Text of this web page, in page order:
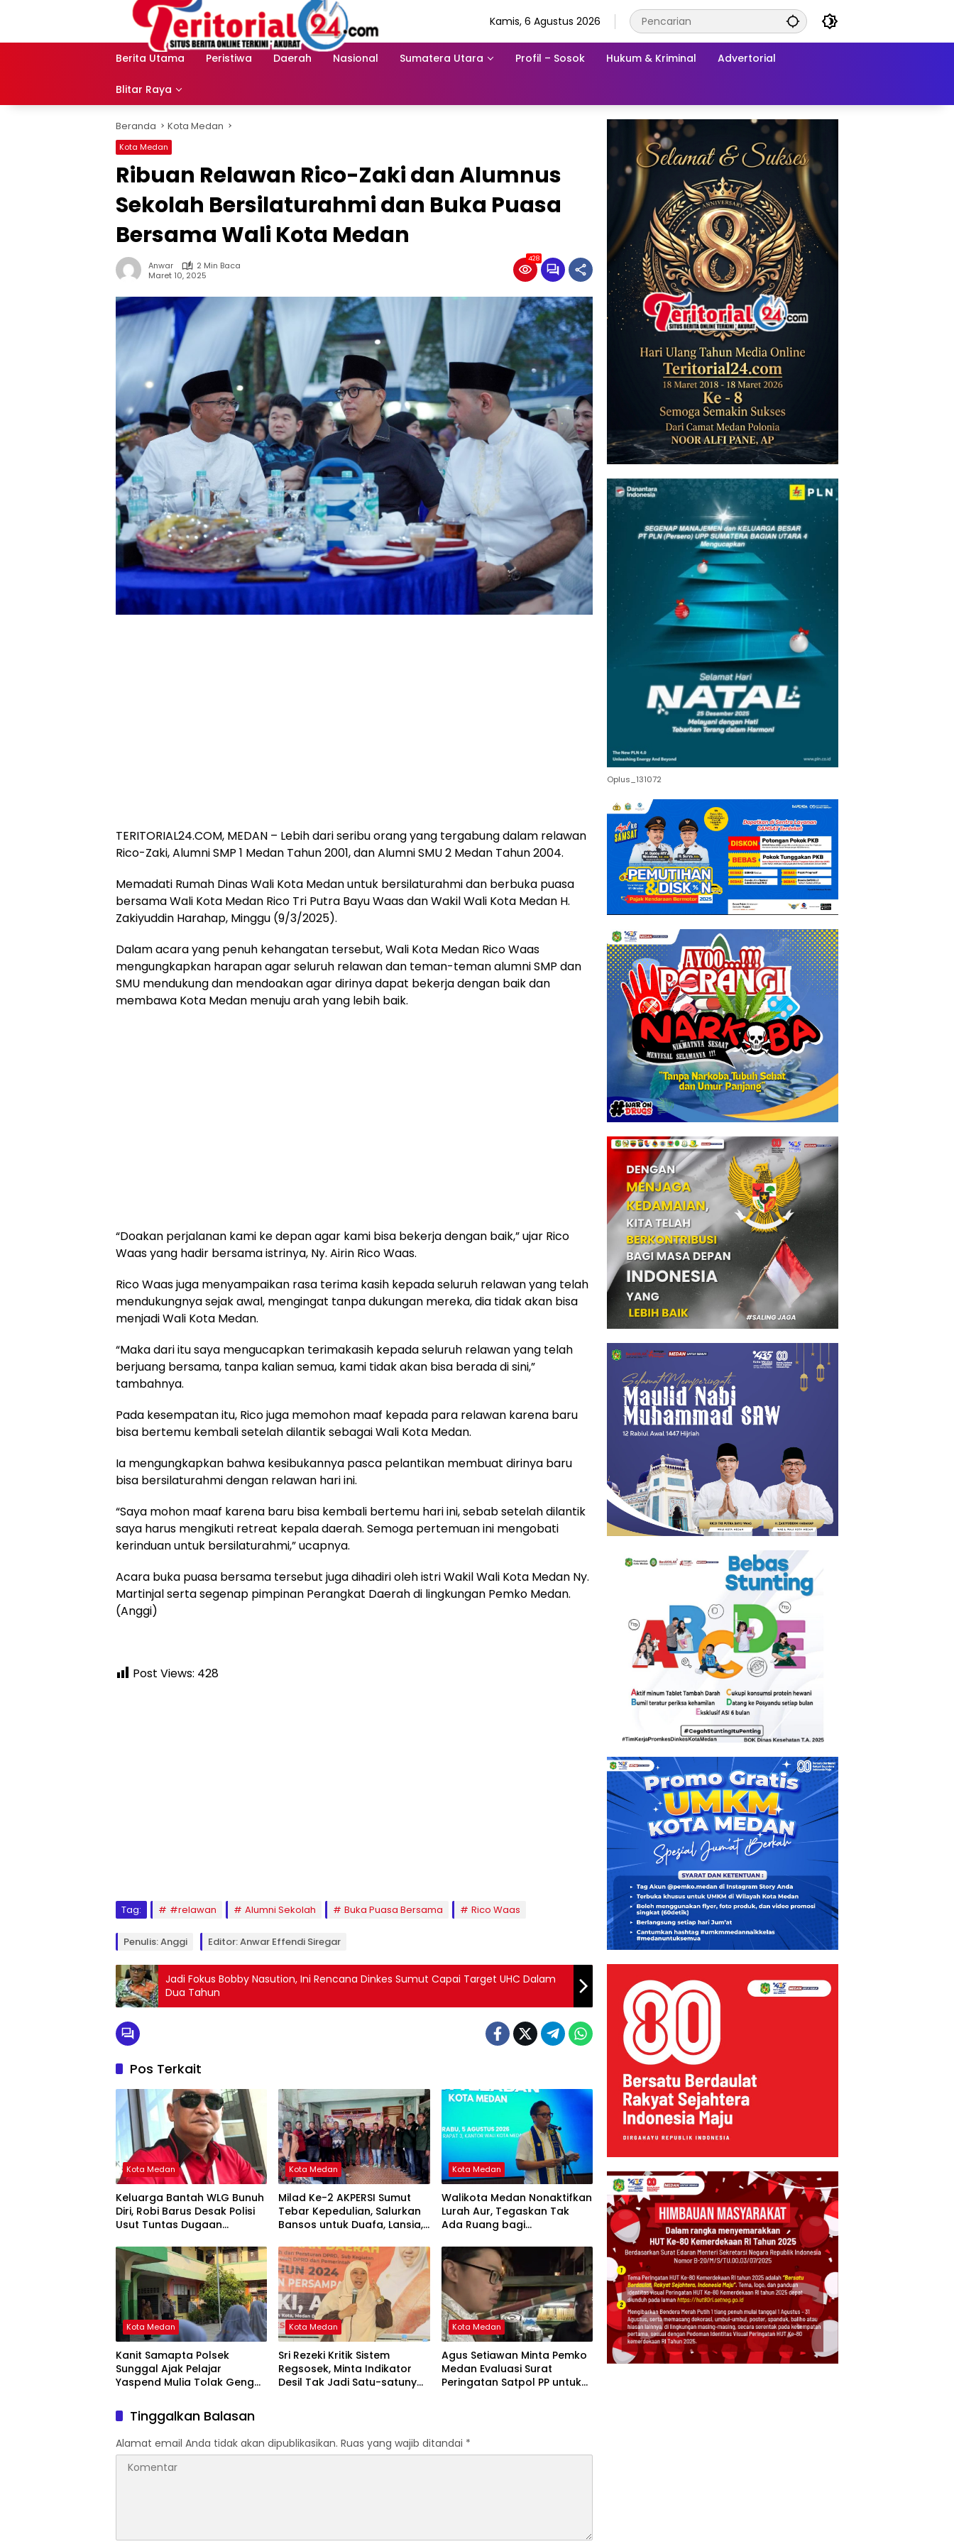
Kamis, 6 Agustus 2026
Berita Utama Peristiwa Daerah Nasional Sumatera Utara Profil – Sosok Hukum & Kriminal Advertorial
Blitar Raya
Beranda Kota Medan
Kota Medan
Ribuan Relawan Rico-Zaki dan Alumnus
Sekolah Bersilaturahmi dan Buka Puasa
Bersama Wali Kota Medan
Anwar
2 Min Baca
Maret 10, 2025
428
TERITORIAL24.COM, MEDAN – Lebih dari seribu orang yang tergabung dalam relawan
Rico-Zaki, Alumni SMP 1 Medan Tahun 2001, dan Alumni SMU 2 Medan Tahun 2004.
Memadati Rumah Dinas Wali Kota Medan untuk bersilaturahmi dan berbuka puasa
bersama Wali Kota Medan Rico Tri Putra Bayu Waas dan Wakil Wali Kota Medan H.
Zakiyuddin Harahap, Minggu (9/3/2025).
Dalam acara yang penuh kehangatan tersebut, Wali Kota Medan Rico Waas
mengungkapkan harapan agar seluruh relawan dan teman-teman alumni SMP dan
SMU mendukung dan mendoakan agar dirinya dapat bekerja dengan baik dan
membawa Kota Medan menuju arah yang lebih baik.
“Doakan perjalanan kami ke depan agar kami bisa bekerja dengan baik,” ujar Rico
Waas yang hadir bersama istrinya, Ny. Airin Rico Waas.
Rico Waas juga menyampaikan rasa terima kasih kepada seluruh relawan yang telah
mendukungnya sejak awal, mengingat tanpa dukungan mereka, dia tidak akan bisa
menjadi Wali Kota Medan.
“Maka dari itu saya mengucapkan terimakasih kepada seluruh relawan yang telah
berjuang bersama, tanpa kalian semua, kami tidak akan bisa berada di sini,”
tambahnya.
Pada kesempatan itu, Rico juga memohon maaf kepada para relawan karena baru
bisa bertemu kembali setelah dilantik sebagai Wali Kota Medan.
Ia mengungkapkan bahwa kesibukannya pasca pelantikan membuat dirinya baru
bisa bersilaturahmi dengan relawan hari ini.
“Saya mohon maaf karena baru bisa kembali bertemu hari ini, sebab setelah dilantik
saya harus mengikuti retreat kepala daerah. Semoga pertemuan ini mengobati
kerinduan untuk bersilaturahmi,” ucapnya.
Acara buka puasa bersama tersebut juga dihadiri oleh istri Wakil Wali Kota Medan Ny.
Martinjal serta segenap pimpinan Perangkat Daerah di lingkungan Pemko Medan.
(Anggi)
Post Views: 428
Tag: #relawan Alumni Sekolah Buka Puasa Bersama Rico Waas
Penulis: Anggi Editor: Anwar Effendi Siregar
Jadi Fokus Bobby Nasution, Ini Rencana Dinkes Sumut Capai Target UHC Dalam
Dua Tahun
Pos Terkait
Kota Medan
Keluarga Bantah WLG Bunuh
Diri, Robi Barus Desak Polisi
Usut Tuntas Dugaan
Kota Medan
Milad Ke-2 AKPERSI Sumut
Tebar Kepedulian, Salurkan
Bansos untuk Duafa, Lansia,
Kota Medan
Walikota Medan Nonaktifkan
Lurah Aur, Tegaskan Tak
Ada Ruang bagi
Kota Medan
Kanit Samapta Polsek
Sunggal Ajak Pelajar
Yaspend Mulia Tolak Geng
Narkoba
Kota Medan
Sri Rezeki Kritik Sistem
Regsosek, Minta Indikator
Desil Tak Jadi Satu-satunya
Kota Medan
Agus Setiawan Minta Pemko
Medan Evaluasi Surat
Peringatan Satpol PP untuk
Tinggalkan Balasan
Alamat email Anda tidak akan dipublikasikan. Ruas yang wajib ditandai *
Oplus_131072